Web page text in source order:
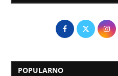
POPULARNO